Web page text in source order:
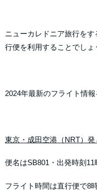
ニューカレドニア旅行を
行便を利用することでしょ
2024年最新のフライト情報
東京・成田空港（NRT）
便名はSB801・出発時刻
フライト時間は直行便で8